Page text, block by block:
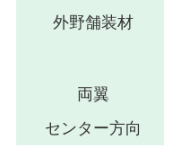
外野舗装材
両翼
センター方向